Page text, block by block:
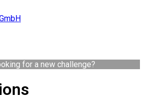
for a new challenge?